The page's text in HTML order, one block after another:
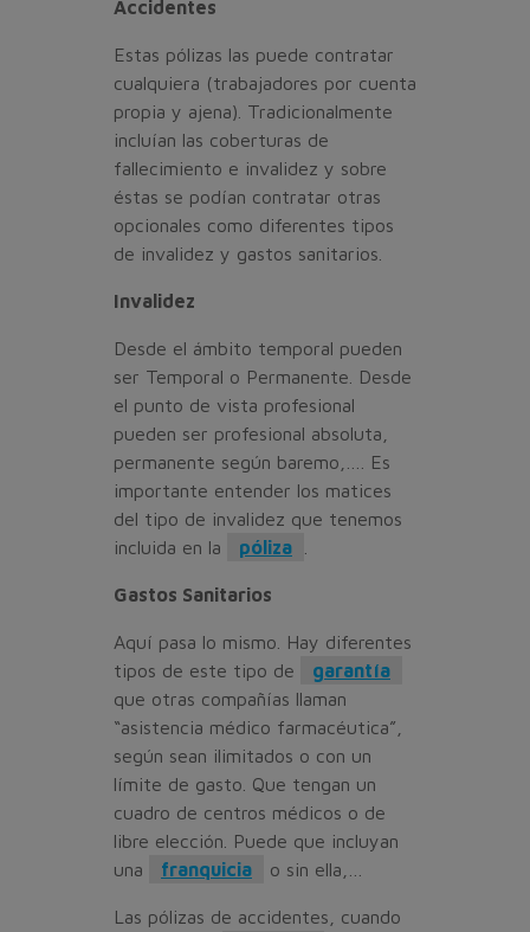
Accidentes
Estas pólizas las puede contratar
cualquiera (trabajadores por cuenta
propia y ajena). Tradicionalmente
incluían las coberturas de
fallecimiento e invalidez y sobre
éstas se podían contratar otras
opcionales como diferentes tipos
de invalidez y gastos sanitarios.
Invalidez
Desde el ámbito temporal pueden
ser Temporal o Permanente. Desde
el punto de vista profesional
pueden ser profesional absoluta,
permanente según baremo,…. Es
importante entender los matices
del tipo de invalidez que tenemos
incluida en la
póliza
Gastos Sanitarios
Aquí pasa lo mismo. Hay diferentes
tipos de este tipo de
garantía
que otras compañías llaman
“asistencia médico farmacéutica”,
según sean ilimitados o con un
límite de gasto. Que tengan un
cuadro de centros médicos o de
libre elección. Puede que incluyan
una
franquicia o sin ella,…
Las pólizas de accidentes, cuando